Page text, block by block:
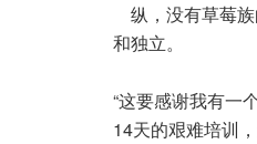
纵，没有草莓
和独立。
“这要感谢我有一
14天的艰难培训